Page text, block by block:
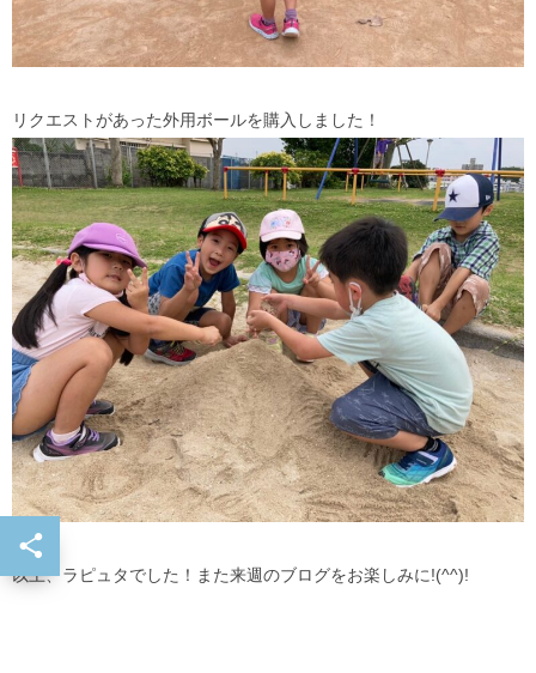
リクエストがあった外用ボールを購入しました！
以上、ラピュタでした！また来週のブログをお楽しみに!(^^)!